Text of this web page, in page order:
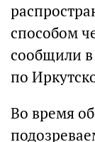
способом
сообщили
по
Во время